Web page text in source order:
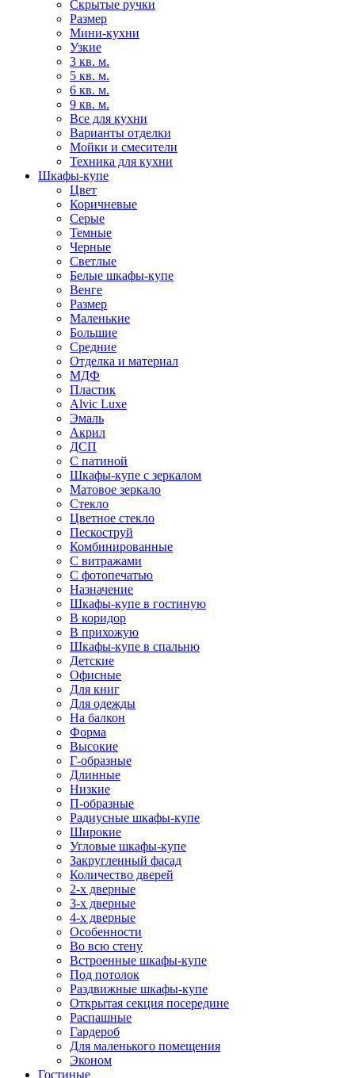
Скрытые ручки
Размер
Мини-кухни
Узкие
3 кв. м.
5 кв. м.
6 кв. м.
9 кв. м.
Все для кухни
Варианты отделки
Мойки и смесители
Техника для кухни
Шкафы-купе
Цвет
Коричневые
Серые
Темные
Черные
Светлые
Белые шкафы-купе
Венге
Размер
Маленькие
Большие
Средние
Отделка и материал
МДФ
Пластик
Alvic Luxe
Эмаль
Акрил
ДСП
С патиной
Шкафы-купе с зеркалом
Матовое зеркало
Стекло
Цветное стекло
Пескоструй
Комбинированные
С витражами
С фотопечатью
Назначение
Шкафы-купе в гостиную
В коридор
В прихожую
Шкафы-купе в спальню
Детские
Офисные
Для книг
Для одежды
На балкон
Форма
Высокие
Г-образные
Длинные
Низкие
П-образные
Радиусные шкафы-купе
Широкие
Угловые шкафы-купе
Закругленный фасад
Количество дверей
2-х дверные
3-х дверные
4-х дверные
Особенности
Во всю стену
Встроенные шкафы-купе
Под потолок
Раздвижные шкафы-купе
Открытая секция посередине
Распашные
Гардероб
Для маленького помещения
Эконом
Гостиные